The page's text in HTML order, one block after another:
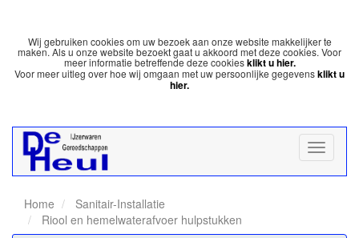
Wij gebruiken cookies om uw bezoek aan onze website makkelijker te
maken. Als u onze website bezoekt gaat u akkoord met deze cookies. Voor
meer informatie betreffende deze cookiesklikt u hier.
Voor meer uitleg over hoe wij omgaan met uw persoonlijke gegevensklikt u
hier.
Home
Sanitair-Installatie
Riool en hemelwaterafvoer hulpstukken